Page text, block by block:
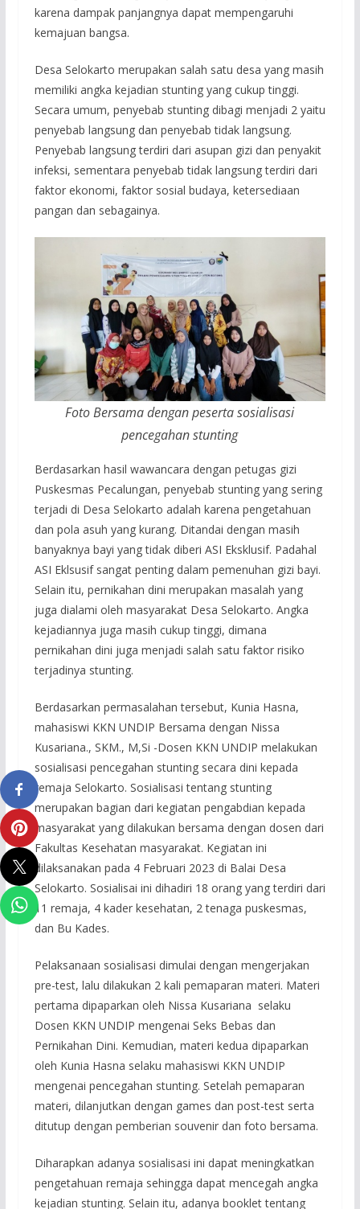
karena dampak panjangnya dapat mempengaruhi
kemajuan bangsa.
Desa Selokarto merupakan salah satu desa yang masih
memiliki angka kejadian stunting yang cukup tinggi.
Secara umum, penyebab stunting dibagi menjadi 2 yaitu
penyebab langsung dan penyebab tidak langsung.
Penyebab langsung terdiri dari asupan gizi dan penyakit
infeksi, sementara penyebab tidak langsung terdiri dari
faktor ekonomi, faktor sosial budaya, ketersediaan
pangan dan sebagainya.
Foto Bersama dengan peserta sosialisasi
pencegahan stunting
Berdasarkan hasil wawancara dengan petugas gizi
Puskesmas Pecalungan, penyebab stunting yang sering
terjadi di Desa Selokarto adalah karena pengetahuan
dan pola asuh yang kurang. Ditandai dengan masih
banyaknya bayi yang tidak diberi ASI Eksklusif. Padahal
ASI Eklsusif sangat penting dalam pemenuhan gizi bayi.
Selain itu, pernikahan dini merupakan masalah yang
juga dialami oleh masyarakat Desa Selokarto. Angka
kejadiannya juga masih cukup tinggi, dimana
pernikahan dini juga menjadi salah satu faktor risiko
terjadinya stunting.
Berdasarkan permasalahan tersebut, Kunia Hasna,
mahasiswi KKN UNDIP Bersama dengan Nissa
Kusariana., SKM., M,Si -Dosen KKN UNDIP melakukan
sosialisasi pencegahan stunting secara dini kepada
remaja Selokarto. Sosialisasi tentang stunting
merupakan bagian dari kegiatan pengabdian kepada
masyarakat yang dilakukan bersama dengan dosen dari
Fakultas Kesehatan masyarakat. Kegiatan ini
dilaksanakan pada 4 Februari 2023 di Balai Desa
Selokarto. Sosialisai ini dihadiri 18 orang yang terdiri dari
11 remaja, 4 kader kesehatan, 2 tenaga puskesmas,
dan Bu Kades.
Pelaksanaan sosialisasi dimulai dengan mengerjakan
pre-test, lalu dilakukan 2 kali pemaparan materi. Materi
pertama dipaparkan oleh Nissa Kusariana selaku
Dosen KKN UNDIP mengenai Seks Bebas dan
Pernikahan Dini. Kemudian, materi kedua dipaparkan
oleh Kunia Hasna selaku mahasiswi KKN UNDIP
mengenai pencegahan stunting. Setelah pemaparan
materi, dilanjutkan dengan games dan post-test serta
ditutup dengan pemberian souvenir dan foto bersama.
Diharapkan adanya sosialisasi ini dapat meningkatkan
pengetahuan remaja sehingga dapat mencegah angka
kejadian stunting. Selain itu, adanya booklet tentang